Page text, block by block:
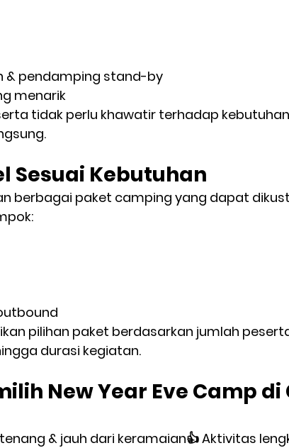
& pendamping stand-by
menarik
tidak perlu khawatir terhadap
Sesuai Kebutuhan
berbagai paket camping yang dapat
pilihan paket berdasarkan jumlah
durasi kegiatan.
New Year Eve Camp
& jauh dari keramaian👍 Aktivitas